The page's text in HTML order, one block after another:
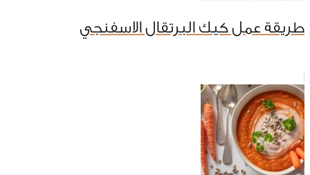
طريقة عمل كيك البرتقال الاسفنجي